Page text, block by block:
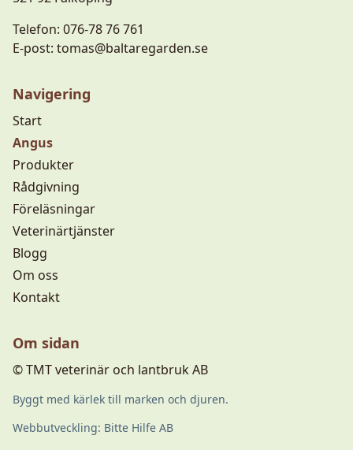
Telefon: 076-78 76 761
E-post: tomas@baltaregarden.se
Navigering
Start
Angus
Produkter
Rådgivning
Föreläsningar
Veterinärtjänster
Blogg
Om oss
Kontakt
Om sidan
© TMT veterinär och lantbruk AB
Byggt med kärlek till marken och djuren.
Webbutveckling: Bitte Hilfe AB